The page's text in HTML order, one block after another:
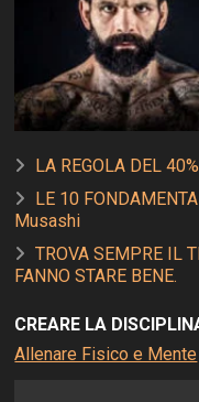
LA REGOLA DEL
LE 10
Musashi
TROVA SEMPRE IL
FANNO STARE BENE.
CREARE LA
Allenare Fisico e Mente